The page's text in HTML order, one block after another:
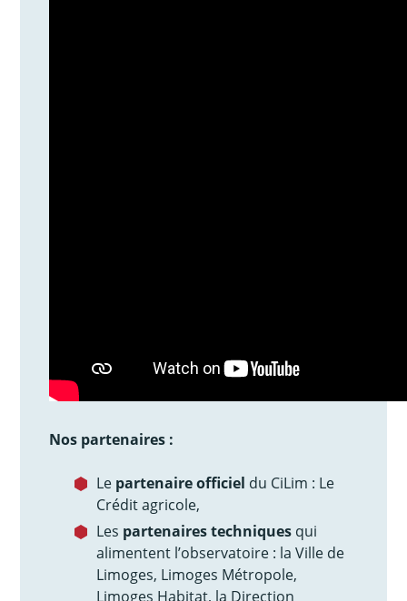
Nos partenaires :
Le partenaire officiel du CiLim : Le
Crédit agricole,
Les partenaires techniques qui
alimentent l’observatoire : la Ville de
Limoges, Limoges Métropole,
Limoges Habitat, la Direction